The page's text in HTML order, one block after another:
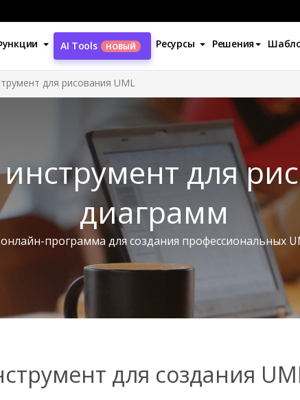
AI Tools НОВЫЙ Ресурсы Решения
для рисования UML
для
диаграмм
онлайн-программа для создания профессиональных
для создания